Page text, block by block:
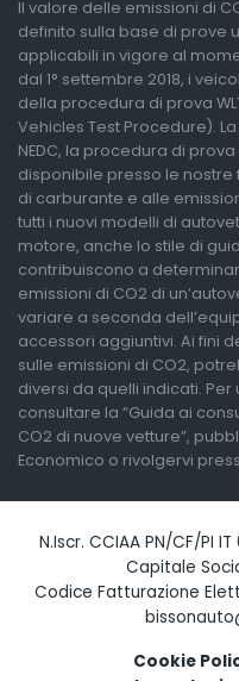
Il valore delle emissioni di
definito sulla base di prove
applicabili in vigore al
dal 1° settembre 2018, i
della procedura di prova
Vehicles Test Procedure).
NEDC, la procedura di
disponibile presso le
di carburante e alle
tutti i nuovi modelli di
motore, anche lo stile di
contribuiscono a
emissioni di CO2 di
variare a seconda
accessori aggiuntivi. Ai fini
sulle emissioni di CO2,
diversi da quelli indicati.
consultare la “Guida ai
CO2 di nuove vetture”,
Economico o rivolgervi
N.Iscr. CCIAA PN/CF/PI
Capitale
Codice Fatturazione
Cookie